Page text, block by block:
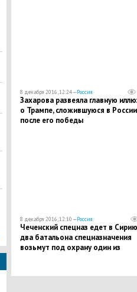
8 декабря 2016, 12:24 —Россия
Захарова развеяла главную
о Трампе, сложившуюся в России
после его победы
8 декабря 2016, 12:10 —Россия
Чеченский спецназ едет в
два батальона спецназначения
возьмут под охрану один из